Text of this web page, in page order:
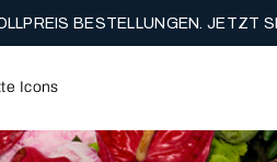
BESTELLUNGEN. JETZT
Icons